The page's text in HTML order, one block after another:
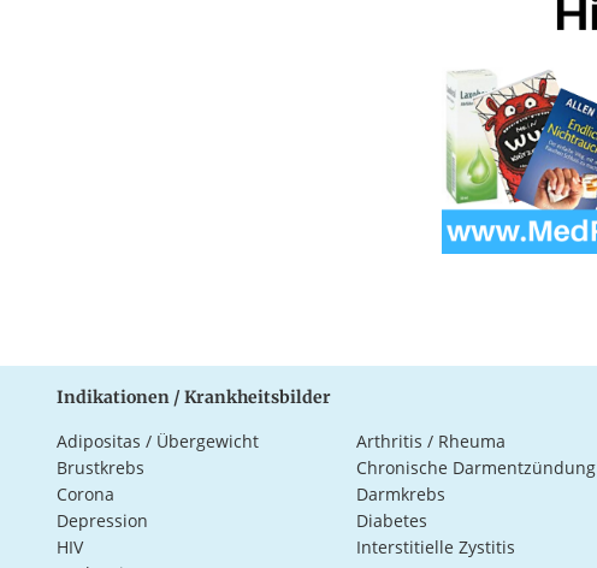
Indikationen / Krankheitsbilder
Adipositas / Übergewicht Arthritis / Rheuma
Brustkrebs
Chronische Darmentzündung
Corona
Darmkrebs
Depression
Diabetes
HIV
Interstitielle Zystitis